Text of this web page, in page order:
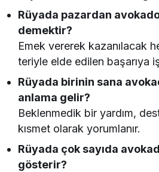
Rüyada pazardan
demektir?
Emek vererek kazanılacak
teriyle elde edilen başarıya
Rüyada birinin sana
anlama gelir?
Beklenmedik bir yardım,
kısmet olarak yorumlanır.
Rüyada çok sayıda
gösterir?